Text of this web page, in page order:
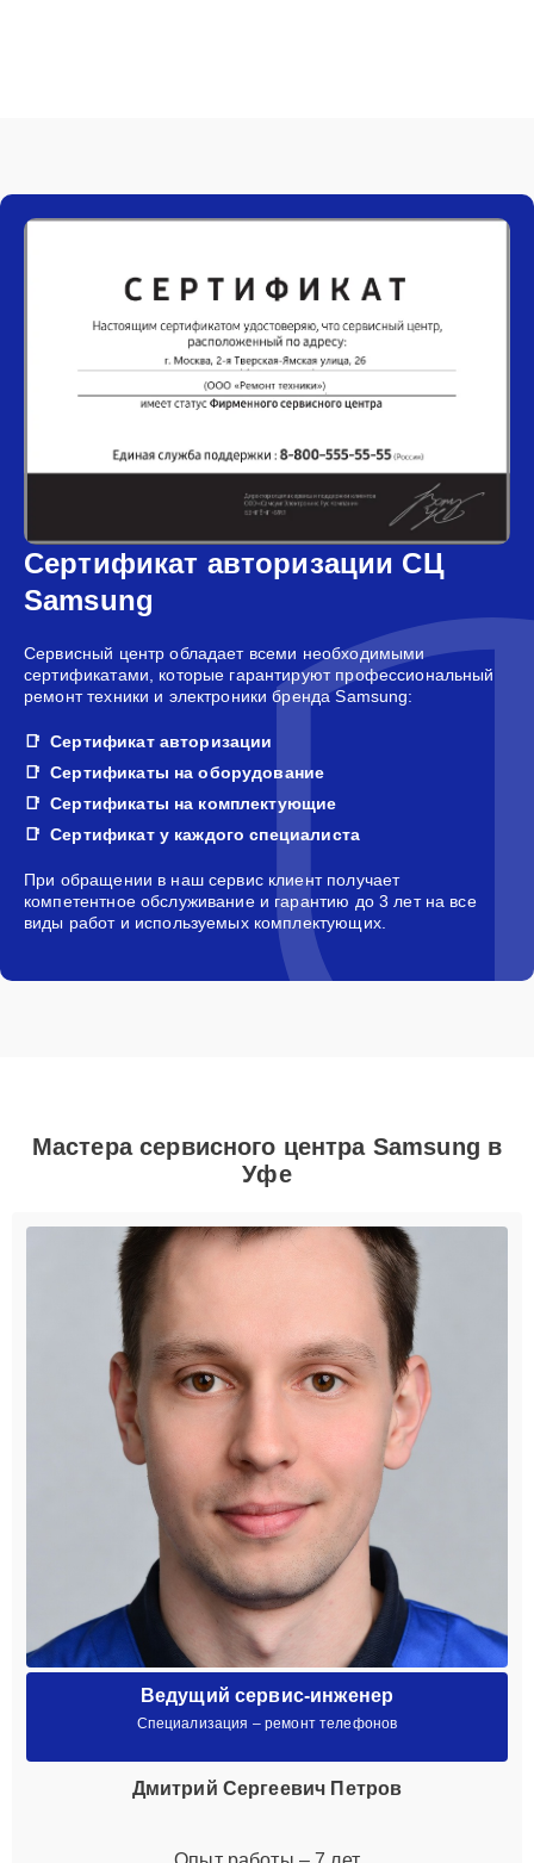
Сертификат авторизации СЦ
Samsung
Сервисный центр обладает всеми необходимыми
сертификатами, которые гарантируют профессиональный
ремонт техники и электроники бренда Samsung:
Сертификат авторизации
Сертификаты на оборудование
Сертификаты на комплектующие
Сертификат у каждого специалиста
При обращении в наш сервис клиент получает
компетентное обслуживание и гарантию до 3 лет на все
виды работ и используемых комплектующих.
Мастера сервисного центра Samsung в
Уфе
Ведущий сервис-инженер
Специализация – ремонт телефонов
Дмитрий Сергеевич Петров